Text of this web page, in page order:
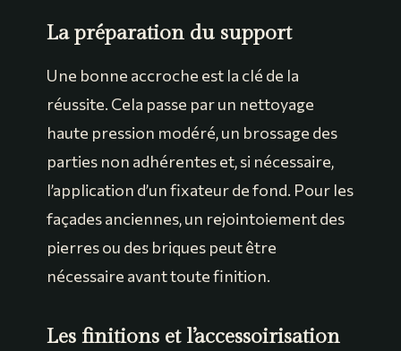
La préparation du support
Une bonne accroche est la clé de la
réussite. Cela passe par un nettoyage
haute pression modéré, un brossage des
parties non adhérentes et, si nécessaire,
l’application d’un fixateur de fond. Pour les
façades anciennes, un rejointoiement des
pierres ou des briques peut être
nécessaire avant toute finition.
Les finitions et l’accessoirisation